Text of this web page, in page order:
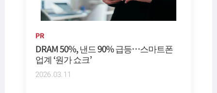
PR
DRAM 50%, 낸드 90% 급등…스마트폰
업계 ‘원가 쇼크’
2026.03.11